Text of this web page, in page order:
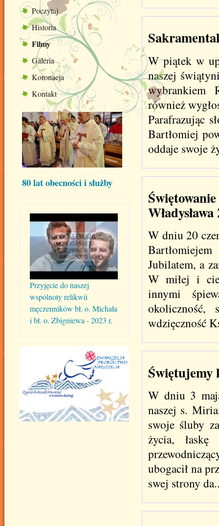
W piątek w
naszej
wybrankiem
również
Parafrazując
Bartłomiej
oddaje swoje
W dniu 20
Jubilatem, a
W miłej i
innymi
okoliczność,
wdzięczność
Świętujemy
W dniu 3
naszej s.
swoje śluby
życia,
ubogacił na
swej strony
Poczytaj
Historia
Filmy
Galeria
Koronacja
Kontakt
80 lat obecności i służby
Przyjęcie do naszej
wspólnoty relikwii
męczenników bł. o. Michała
i bł. o. Zbigniewa - 2023 r.